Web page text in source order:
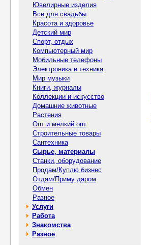
Ювелирные изделия
Все для свадьбы
Красота и здоровье
Детский мир
Спорт, отдых
Компьютерный мир
Мобильные телефоны
Электроника и техника
Мир музыки
Книги, журналы
Коллекции и искусство
Домашние животные
Растения
Опт и мелкий опт
Строительные товары
Сантехника
Сырье, материалы
Станки, оборудование
Продам/Куплю бизнес
Отдам/Приму даром
Обмен
Разное
Услуги
Работа
Знакомства
Разное